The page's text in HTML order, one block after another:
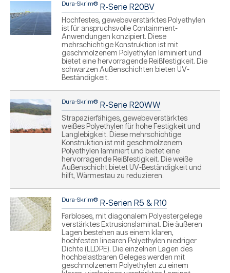
Dura-Skrim® R-Serie R20BV
Hochfestes, gewebeverstärktes Polyethylen
ist für anspruchsvolle Containment-
Anwendungen konzipiert. Diese
mehrschichtige Konstruktion ist mit
geschmolzenem Polyethylen laminiert und
bietet eine hervorragende Reißfestigkeit. Die
schwarzen Außenschichten bieten UV-
Beständigkeit.
Dura-Skrim® R-Serie R20WW
Strapazierfähiges, gewebeverstärktes
weißes Polyethylen für hohe Festigkeit und
Langlebigkeit. Diese mehrschichtige
Konstruktion ist mit geschmolzenem
Polyethylen laminiert und bietet eine
hervorragende Reißfestigkeit. Die weiße
Außenschicht bietet UV-Beständigkeit und
hilft, Wärmestau zu reduzieren.
Dura-Skrim® R-Serien R5 & R10
Farbloses, mit diagonalem Polyestergelege
verstärktes Extrusionslaminat. Die äußeren
Lagen bestehen aus einem klaren,
hochfesten linearen Polyethylen niedriger
Dichte (LLDPE). Die einzelnen Lagen des
hochbelastbaren Geleges werden mit
geschmolzenem Polyethylen zu einem